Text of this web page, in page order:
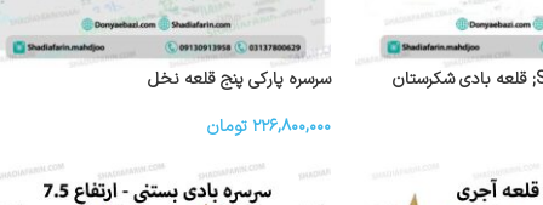
سرسره پارکی پنج قلعه نخل
۲۲۶,۸۰۰,۰۰۰ تومان